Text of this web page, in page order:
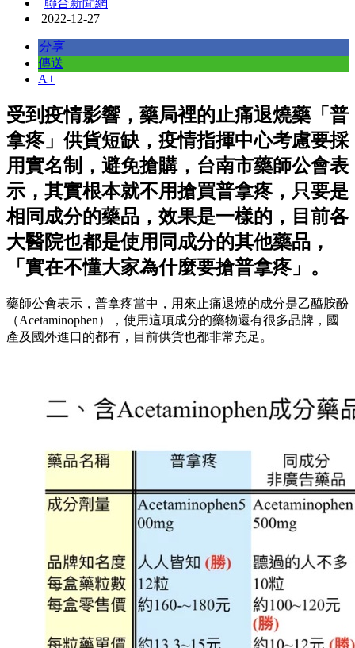
2022-12-27
分享
傳送
A+
受到疫情影響，藥局裡的止痛退燒藥「普
拿疼」供貨短缺，疫情指揮中心考慮要採
用實名制，避免搶購，台南市藥師公會表
示，其實根本就不用搶買普拿疼，只要是
相同成分的藥品，效果是一樣的，目前各
大醫院也都是使用同成分的其他藥品，
「實在不懂大家為什麼要搶普拿疼」。
藥師公會表示，普拿疼當中，用來止痛退燒的成分是乙醯胺酚
（Acetaminophen），使用這項成分的藥物還有很多品牌，國
產及國外進口的都有，目前供貨也都非常充足。